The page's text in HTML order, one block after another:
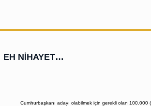
EH NİHAYET…
Cumhurbaşkanı adayı olabilmek için gerekli olan 100.000